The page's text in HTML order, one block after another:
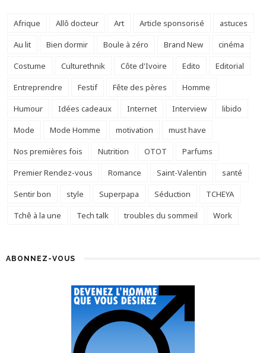
Afrique Allô docteur Art Article sponsorisé
astuces
Au lit
Bien dormir Boule à zéro Brand New
cinéma
Costume
Culturethnik Côte d'Ivoire Edito
Editorial
Entreprendre
Festif Fête des pères
Homme
Humour
Idées cadeaux Internet Interview
libido
Mode
Mode Homme motivation
must have
Nos premières fois
Nutrition OTOT
Parfums
Premier Rendez-vous
Romance Saint-Valentin
santé
Sentir bon
style Superpapa Séduction
TCHEYA
Tchê à la une
Tech talk troubles du sommeil Work
ABONNEZ-VOUS